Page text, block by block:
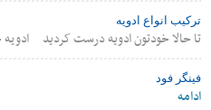
ترکیب انواع ادویه
تا حالا خودتون ادویه درست کردید
فینگر فود
ادامه